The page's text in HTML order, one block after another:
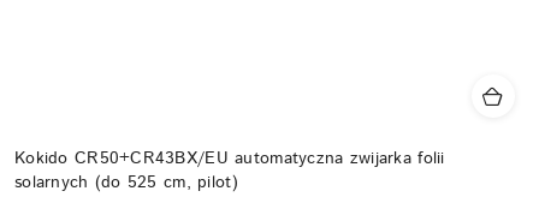
Kokido CR50+CR43BX/EU automatyczna zwijarka folii
solarnych (do 525 cm, pilot)